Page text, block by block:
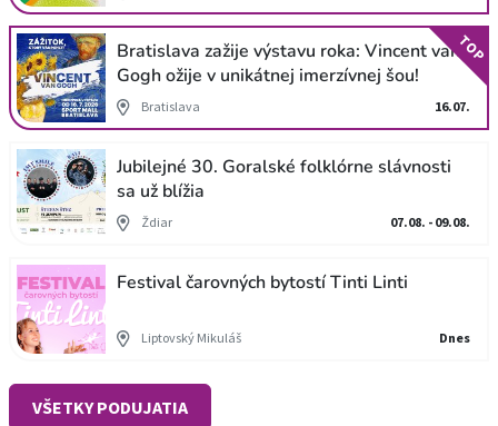
Bratislava zažije výstavu roka: Vincent van
Gogh ožije v unikátnej imerzívnej šou!
Bratislava 16.07.
TOP
Jubilejné 30. Goralské folklórne slávnosti
sa už blížia
Ždiar 07.08. - 09.08.
Festival čarovných bytostí Tinti Linti
Liptovský Mikuláš Dnes
VŠETKY PODUJATIA